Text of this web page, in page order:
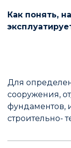
Как понять,
​Для
сооружения,
фундаментов,
строительно-